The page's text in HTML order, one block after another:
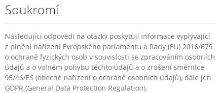
Soukromí
Následující odpovědi na otázky poskytují informace vyplývající
z plnění nařízení Evropského parlamentu a Rady (EU) 2016/679
o ochraně fyzických osob v souvislosti se zpracováním osobních
údajů a o volném pohybu těchto údajů a o zrušení směrnice
95/46/ES (obecné nařízení o ochraně osobních údajů), dále jen
GDPR (General Data Protection Regulation).